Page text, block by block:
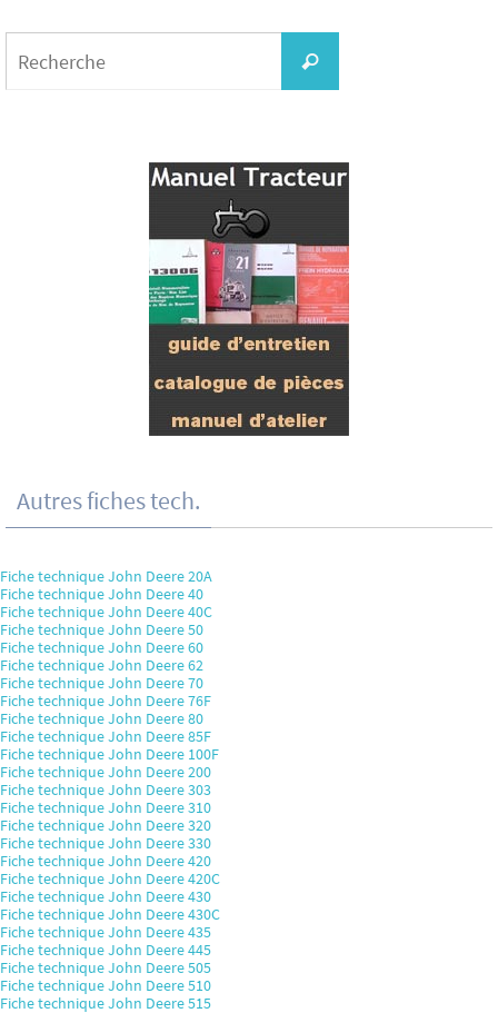
Recherche
Autres fiches tech.
Fiche technique John Deere 20A
Fiche technique John Deere 40
Fiche technique John Deere 40C
Fiche technique John Deere 50
Fiche technique John Deere 60
Fiche technique John Deere 62
Fiche technique John Deere 70
Fiche technique John Deere 76F
Fiche technique John Deere 80
Fiche technique John Deere 85F
Fiche technique John Deere 100F
Fiche technique John Deere 200
Fiche technique John Deere 303
Fiche technique John Deere 310
Fiche technique John Deere 320
Fiche technique John Deere 330
Fiche technique John Deere 420
Fiche technique John Deere 420C
Fiche technique John Deere 430
Fiche technique John Deere 430C
Fiche technique John Deere 435
Fiche technique John Deere 445
Fiche technique John Deere 505
Fiche technique John Deere 510
Fiche technique John Deere 515